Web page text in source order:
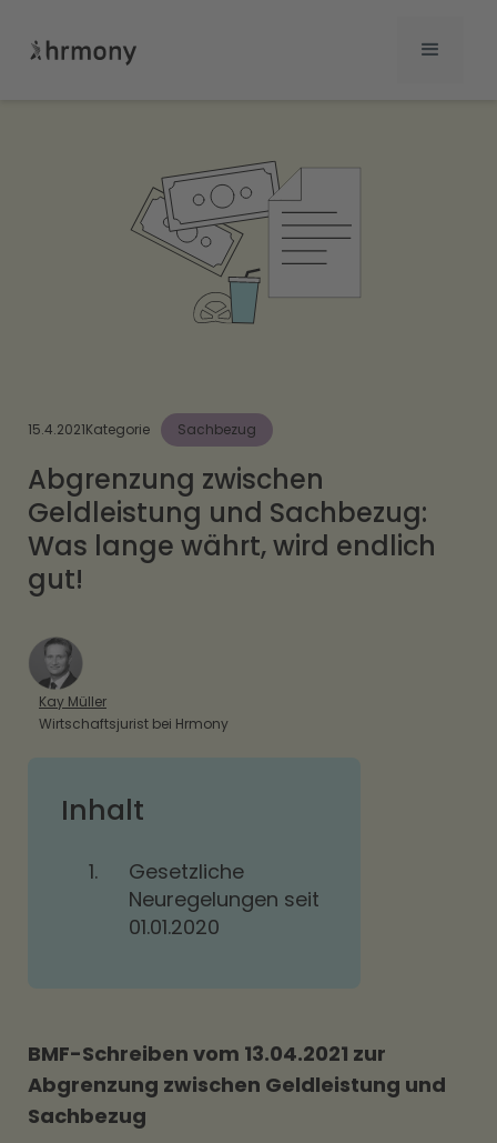
15.4.2021Kategorie Sachbezug
Abgrenzung zwischen
Geldleistung und Sachbezug:
Was lange währt, wird endlich
gut!
Kay Müller
Wirtschaftsjurist bei Hrmony
Inhalt
1.
Gesetzliche
Neuregelungen seit
01.01.2020
BMF-Schreiben vom 13.04.2021 zur
Abgrenzung zwischen Geldleistung und
Sachbezug